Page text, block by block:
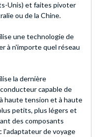
Unis) et faites pivoter
ou de la Chine.
une technologie de
à n'importe quel réseau
la dernière
capable de
haute tension et à haute
petits, plus légers et
des composants
l'adaptateur de voyage